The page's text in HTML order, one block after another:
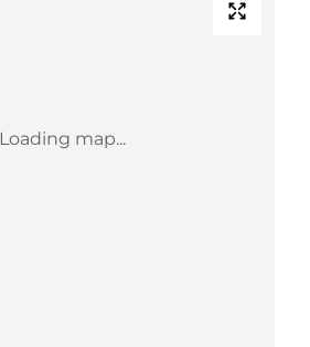
Loading map...